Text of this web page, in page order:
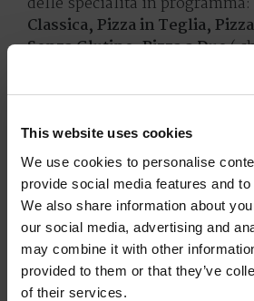
This website uses cookies
We use cookies to personalise
provide social media features and
We also share information about
our social media, advertising and
may combine it with other
provided to them or that they’ve
of their services.
Classica, Pizza in Teglia,
Senza Glutine, Pizza a Due(
che lavorano in combinata per
sola pizza), Pizza Napoletana
tradizione napoletana)
I Primi Piatti in Pizzeria”per
piatto “espresso” e le
abilità, con le acrobazie dello
Individuale, la Pizza Più
Veloce.E poi i premi speciali
edizione: lo storico Premio
Reggiano, per la migliore pizza